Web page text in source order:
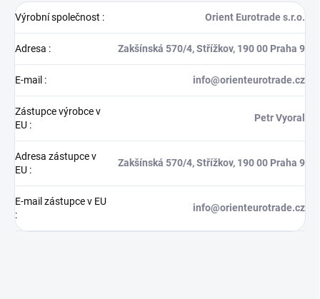
Výrobní společnost : Orient Eurotrade s.r.o.
Adresa : Zakšínská 570/4, Střížkov, 190 00 Praha 9
E-mail : info@orienteurotrade.cz
Zástupce výrobce v
EU :
Petr Vyoral
Adresa zástupce v
EU :
Zakšínská 570/4, Střížkov, 190 00 Praha 9
E-mail zástupce v EU
:
info@orienteurotrade.cz